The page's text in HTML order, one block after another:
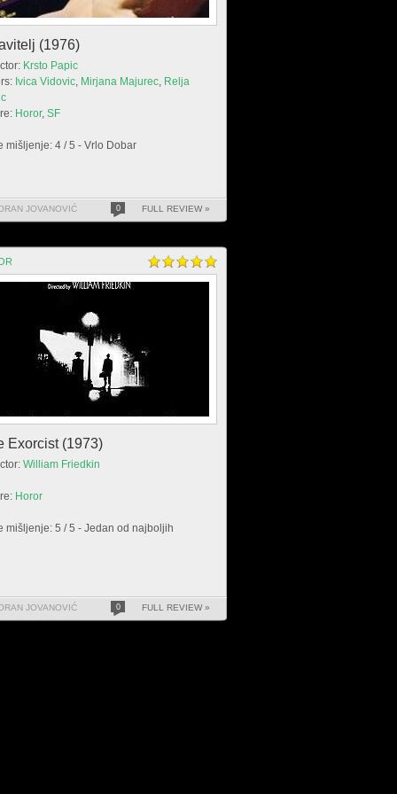
(1976)
Krsto Papic
Ivica Vidovic, Mirjana Majurec, Relja
Horor, SF
mišljenje: 4 / 5 - Vrlo Dobar
JOVANOVIĆ 0 FULL REVIEW »
Exorcist (1973)
William Friedkin
Horor
mišljenje: 5 / 5 - Jedan od najboljih
JOVANOVIĆ 0 FULL REVIEW »